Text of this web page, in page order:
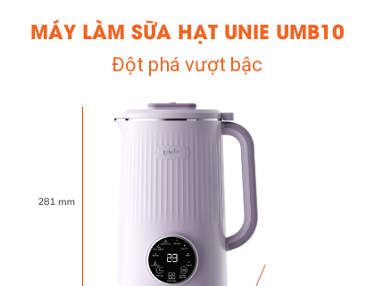
MÁY LÀM SỮA HẠT UNIE UMB10
Đột phá vượt bậc